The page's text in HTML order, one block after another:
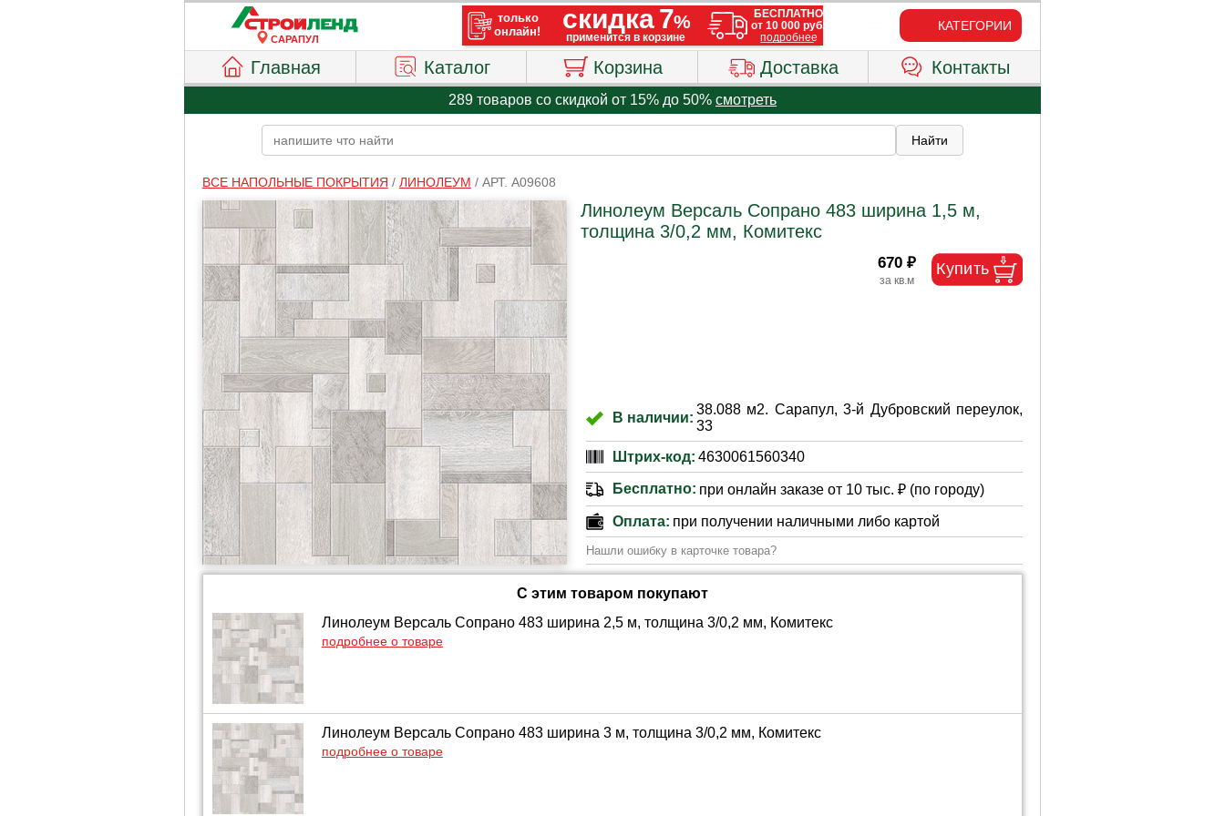
САРАПУЛ
КАТЕГОРИИ
Главная Каталог Корзина Доставка Контакты
289 товаров со скидкой от 15% до 50% смотреть
ВСЕ НАПОЛЬНЫЕ ПОКРЫТИЯ / ЛИНОЛЕУМ / АРТ. A09608
Линолеум Версаль Сопрано 483 ширина 1,5 м,
толщина 3/0,2 мм, Комитекс
670 ₽
В наличии:
38.088 м2. Сарапул, 3-й Дубровский переулок,
33
Штрих-код: 4630061560340
Бесплатно: при онлайн заказе от 10 тыс. ₽ (по городу)
Оплата: при получении наличными либо картой
Нашли ошибку в карточке товара?
С этим товаром покупают
Линолеум Версаль Сопрано 483 ширина 2,5 м, толщина 3/0,2 мм, Комитекс
подробнее о товаре
Линолеум Версаль Сопрано 483 ширина 3 м, толщина 3/0,2 мм, Комитекс
подробнее о товаре